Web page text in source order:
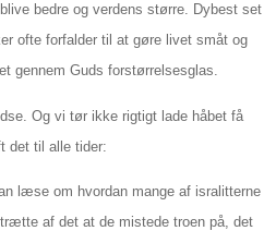
bedre og verdens større. Dybest set
ofte forfalder til at gøre livet småt og
gennem Guds forstørrelsesglas.
Og vi tør ikke rigtigt lade håbet få
det til alle tider:
læse om hvordan mange af isralitterne
af det at de mistede troen på, det